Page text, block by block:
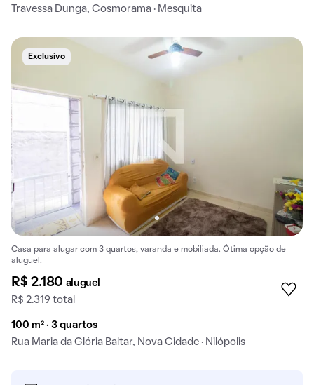
Travessa Dunga, Cosmorama · Mesquita
Exclusivo
Casa para alugar com 3 quartos, varanda e mobiliada. Ótima opção de
aluguel.
R$ 2.180 aluguel
R$ 2.319 total
100 m² · 3 quartos
Rua Maria da Glória Baltar, Nova Cidade · Nilópolis